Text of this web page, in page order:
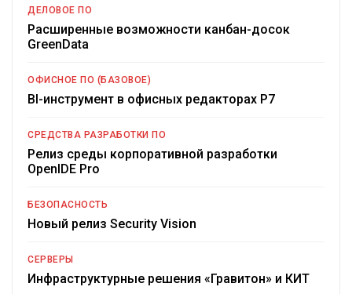
ДЕЛОВОЕ ПО
Расширенные возможности канбан-досок
GreenData
ОФИСНОЕ ПО (БАЗОВОЕ)
BI-инструмент в офисных редакторах Р7
СРЕДСТВА РАЗРАБОТКИ ПО
Релиз среды корпоративной разработки
OpenIDE Pro
БЕЗОПАСНОСТЬ
Новый релиз Security Vision
СЕРВЕРЫ
Инфраструктурные решения «Гравитон» и КИТ